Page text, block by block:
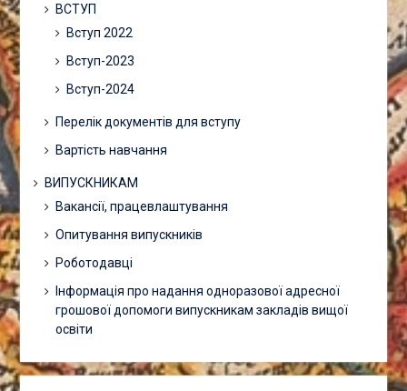
ВСТУП
Вступ 2022
Вступ-2023
Вступ-2024
Перелік документів для вступу
Вартість навчання
ВИПУСКНИКАМ
Вакансії, працевлаштування
Опитування випускників
Роботодавці
Інформація про надання одноразової адресної
грошової допомоги випускникам закладів вищої
освіти